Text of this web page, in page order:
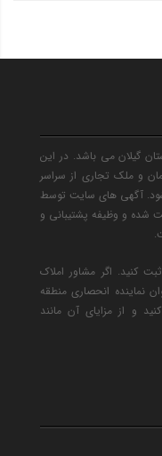
گیلان می باشد. در این
و ملک تجاری از سراسر
آگهی های سایت توسط
شده و وظیفه پشتیبانی و
کنید. اگر مشاور املاک
نماینده انحصاری منطقه
و از مزایای آن مانند